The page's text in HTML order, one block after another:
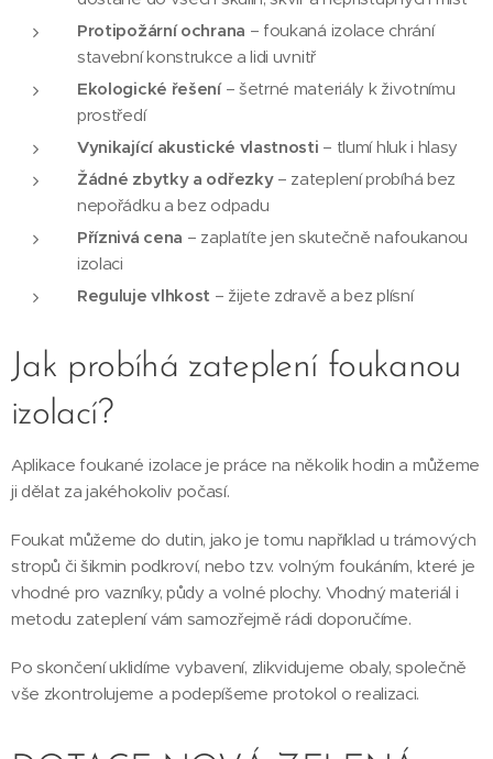
Protipožární ochrana – foukaná izolace chrání
stavební konstrukce a lidi uvnitř
Ekologické řešení– šetrné materiály k životnímu
prostředí
Vynikající akustické vlastnosti – tlumí hluk i hlasy
Žádné zbytky a odřezky– zateplení probíhá bez
nepořádku a bez odpadu
Příznivá cena – zaplatíte jen skutečně nafoukanou
izolaci
Reguluje vlhkost – žijete zdravě a bez plísní
Jak probíhá zateplení foukanou
izolací?
Aplikace foukané izolace je práce na několik hodin a můžeme
ji dělat za jakéhokoliv počasí.
Foukat můžeme do dutin, jako je tomu například u trámových
stropů či šikmin podkroví, nebo tzv. volným foukáním, které je
vhodné pro vazníky, půdy a volné plochy. Vhodný materiál i
metodu zateplení vám samozřejmě rádi doporučíme.
Po skončení uklidíme vybavení, zlikvidujeme obaly, společně
vše zkontrolujeme a podepíšeme protokol o realizaci.